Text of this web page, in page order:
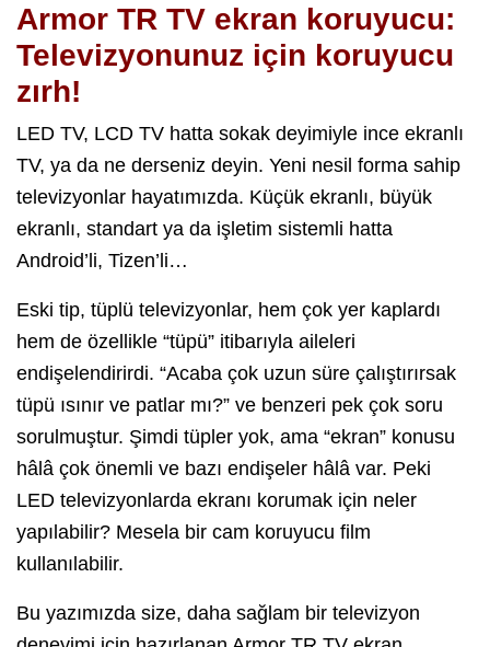
Armor TR TV ekran koruyucu:
Televizyonunuz için koruyucu
zırh!
LED TV, LCD TV hatta sokak deyimiyle ince ekranlı
TV, ya da ne derseniz deyin. Yeni nesil forma sahip
televizyonlar hayatımızda. Küçük ekranlı, büyük
ekranlı, standart ya da işletim sistemli hatta
Android’li, Tizen’li…
Eski tip, tüplü televizyonlar, hem çok yer kaplardı
hem de özellikle “tüpü” itibarıyla aileleri
endişelendirirdi. “Acaba çok uzun süre çalıştırırsak
tüpü ısınır ve patlar mı?” ve benzeri pek çok soru
sorulmuştur. Şimdi tüpler yok, ama “ekran” konusu
hâlâ çok önemli ve bazı endişeler hâlâ var. Peki
LED televizyonlarda ekranı korumak için neler
yapılabilir? Mesela bir cam koruyucu film
kullanılabilir.
Bu yazımızda size, daha sağlam bir televizyon